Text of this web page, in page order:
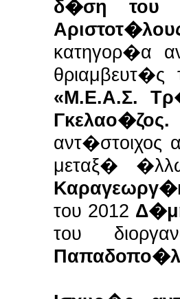
δ�ση του
κατηγορ�α
«Μ.Ε.Α.Σ.
Γκελαο�ζος.
μεταξ�
του 2012
του